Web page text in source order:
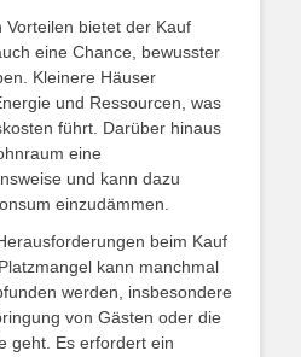
bietet der Kauf
eine Chance, bewusster
Kleinere Häuser
und Ressourcen, was
führt. Darüber hinaus
eine
und kann dazu
einzudämmen.
beim Kauf
kann manchmal
werden, insbesondere
von Gästen oder die
geht. Es erfordert ein